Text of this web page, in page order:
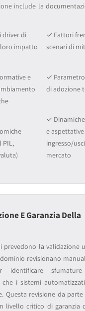
include la
driver di
impatto
✓ Fattori
scenari di
e
✓
di adozione
PIL,
✓
e
ingresso/
mercato
E Garanzia Della
prevedono la validazione
revisionano
identificare
che i sistemi
Questa revisione da
livello critico di garanzia